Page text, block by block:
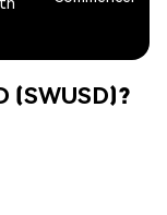
(SWUSD)?